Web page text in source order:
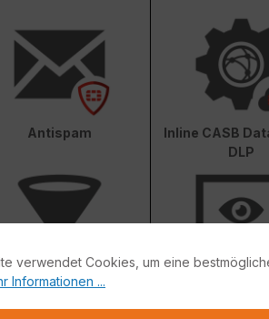
Antispam
Inline CASB
DLP
Web & Video Filter
verwendet Cookies, um eine
Informationen ...